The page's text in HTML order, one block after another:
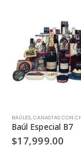
BAÚLES,CANASTAS CON
Baúl Especial B7
$17,999.00